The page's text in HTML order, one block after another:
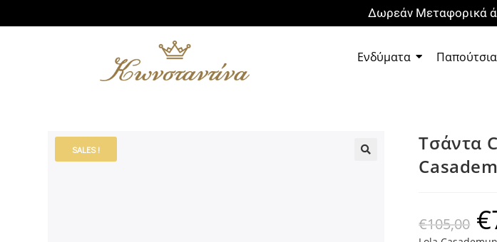
Δωρεάν Μεταφορικά
Ενδύματα Παπούτσια
SALES !
Τσάντα
€105,00 €